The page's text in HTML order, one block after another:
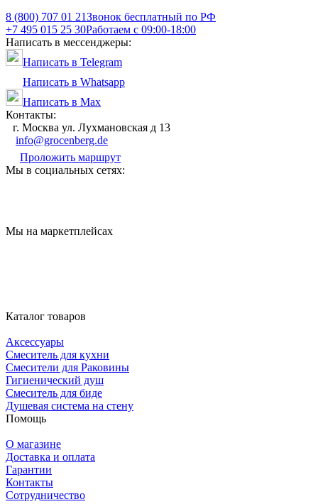
8 (800) 707 01 21Звонок бесплатный по РФ
+7 495 015 25 30Работаем с 09:00-18:00
Написать в мессенджеры:
Написать в Telegram
Написать в Whatsapp
Написать в Max
Контакты:
г. Москва ул. Лухмановская д 13
info@grocenberg.de
Проложить маршрут
Мы в социальных сетях:
Мы на маркетплейсах
Каталог товаров
Аксессуары
Смеситель для кухни
Смесители для Раковины
Гигиенический душ
Смеситель для биде
Душевая система на стену
Помощь
О магазине
Доставка и оплата
Гарантии
Контакты
Сотрудничество